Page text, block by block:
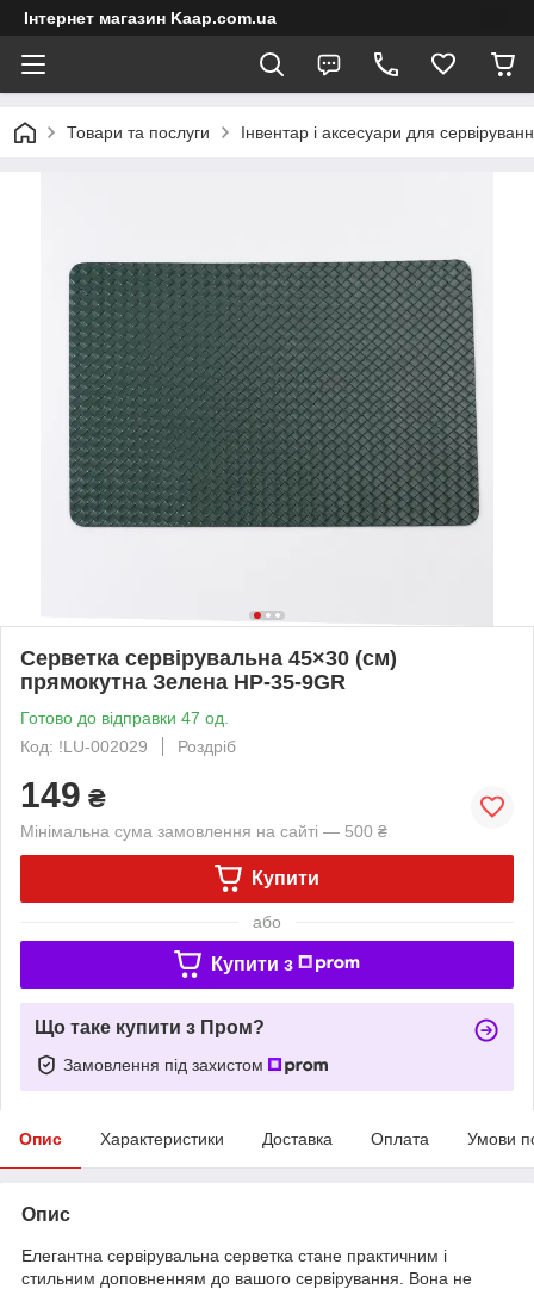
Інтернет магазин Kaap.com.ua
Товари та послуги Інвентар і аксесуари для
Серветка сервірувальна 45×30 (см)
прямокутна Зелена HP-35-9GR
Готово до відправки 47 од.
Код: !LU-002029
Роздріб
149 ₴
Мінімальна сума замовлення на сайті — 500 ₴
Купити
або
Купити з
Що таке купити з Пром?
Замовлення під захистом
Опис Характеристики Доставка Оплата Умови
Опис
Елегантна сервірувальна серветка стане практичним і
стильним доповненням до вашого сервірування. Вона не